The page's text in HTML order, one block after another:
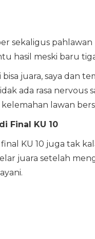
sekaligus
hasil meski baru
bisa juara, saya dan
ada rasa nervous
lawan
Final KU 10
KU 10 juga tak
juara setelah